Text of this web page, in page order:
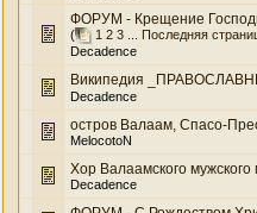
ФОРУМ - Крещение
( 1 2 3 Последняя
Decadence
Википедия
Decadence
остров Валаам, Спасо-
MelocotoN
Хор Валаамского
Decadence